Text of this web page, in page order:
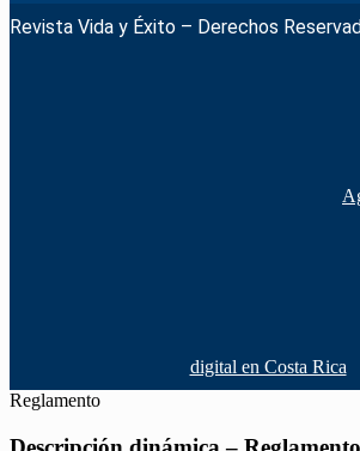
Revista Vida y Éxito – Derechos
digital en Costa Rica
Reglamento